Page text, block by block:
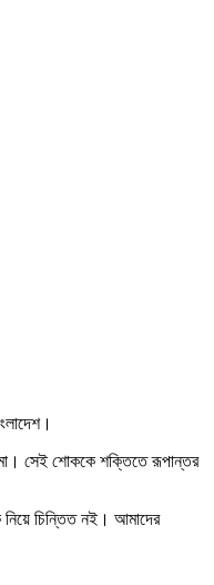
মা। সেই শোককে শক্তিতে রূপান্তর
নিয়ে চিন্তিত নই। আমাদের